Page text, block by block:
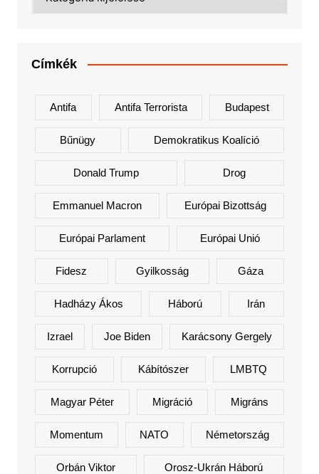
Címkék
Antifa Antifa Terrorista Budapest
Bűnügy Demokratikus Koalíció
Donald Trump Drog
Emmanuel Macron Európai Bizottság
Európai Parlament Európai Unió
Fidesz Gyilkosság Gáza
Hadházy Ákos Háború Irán
Izrael Joe Biden Karácsony Gergely
Korrupció Kábítószer LMBTQ
Magyar Péter Migráció Migráns
Momentum NATO Németország
Orbán Viktor Orosz-Ukrán Háború